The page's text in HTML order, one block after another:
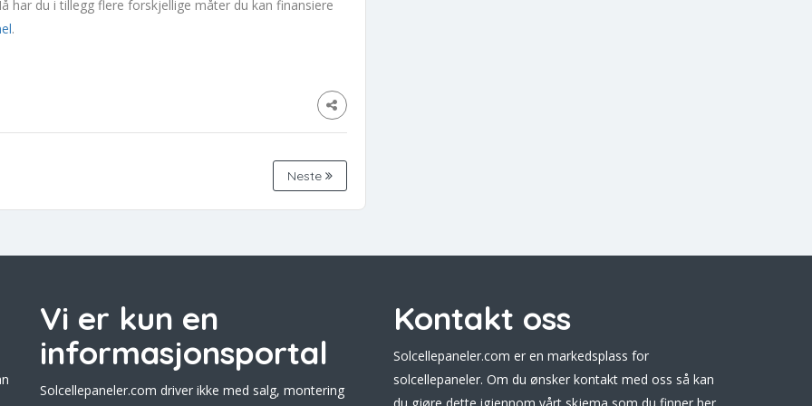
har du i tillegg flere forskjellige måter du kan finansiere
.
Neste
Vi er kun en
informasjonsportal
Solcellepaneler.com driver ikke med salg, montering
Kontakt oss
Solcellepaneler.com er en markedsplass for
solcellepaneler. Om du ønsker kontakt med oss så kan